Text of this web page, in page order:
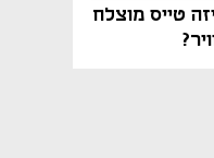
טייס מוצלח